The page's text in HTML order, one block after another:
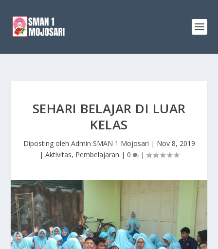
SEHARI BELAJAR DI LUAR
KELAS
Diposting oleh Admin SMAN 1 Mojosari | Nov 8, 2019
| Aktivitas, Pembelajaran | 0 |